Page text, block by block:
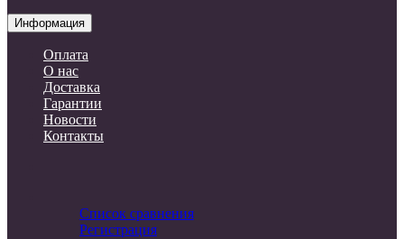
Информация
Оплата
О нас
Доставка
Гарантии
Новости
Контакты
Список сравнения
Регистрация